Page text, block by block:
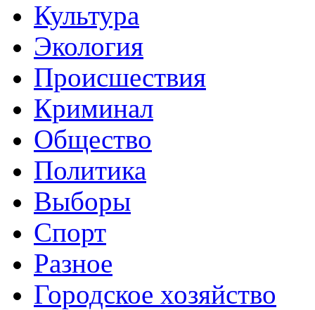
Культура
Экология
Происшествия
Криминал
Общество
Политика
Выборы
Спорт
Разное
Городское хозяйство